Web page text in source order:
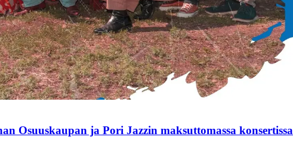
Osuuskaupan ja Pori Jazzin maksuttomassa konsertissa